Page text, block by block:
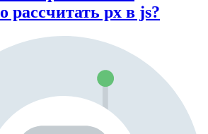
рассчитать px в js?